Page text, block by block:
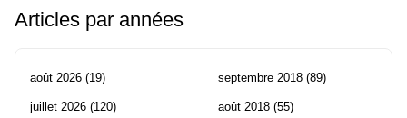
Articles par années
août 2026 (19)
juillet 2026 (120)
septembre 2018 (89)
août 2018 (55)